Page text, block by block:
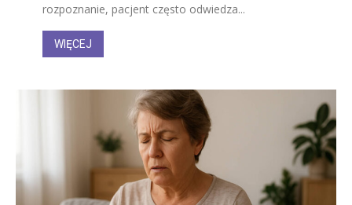
rozpoznanie, pacjent często odwiedza...
WIĘCEJ